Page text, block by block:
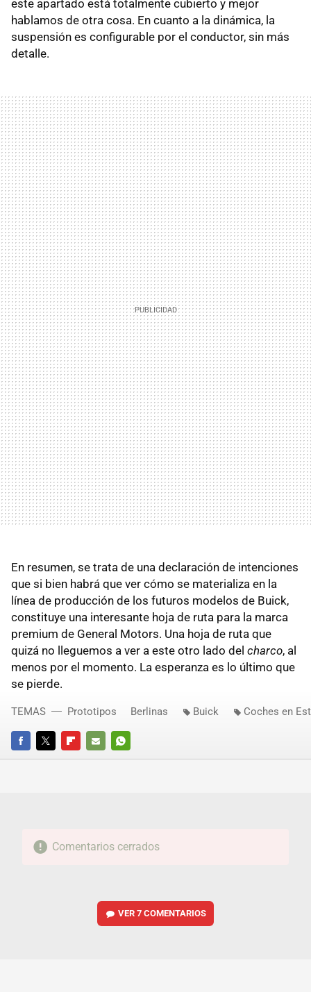
este apartado está totalmente cubierto y mejor
hablamos de otra cosa. En cuanto a la dinámica, la
suspensión es configurable por el conductor, sin más
detalle.
En resumen, se trata de una declaración de intenciones
que si bien habrá que ver cómo se materializa en la
línea de producción de los futuros modelos de Buick,
constituye una interesante hoja de ruta para la marca
premium de General Motors. Una hoja de ruta que
quizá no lleguemos a ver a este otro lado del charco, al
menos por el momento. La esperanza es lo último que
se pierde.
FACEBOOKTWITTERFLIPBOARD
E-
WHATSAPP
TEMAS Prototipos Berlinas Buick Coches en
Comentarios cerrados
VER7 COMENTARIOS